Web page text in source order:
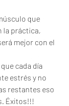
que
la práctica,
mejor con el
cada día
estrés y no
restantes eso
Éxitos!!!